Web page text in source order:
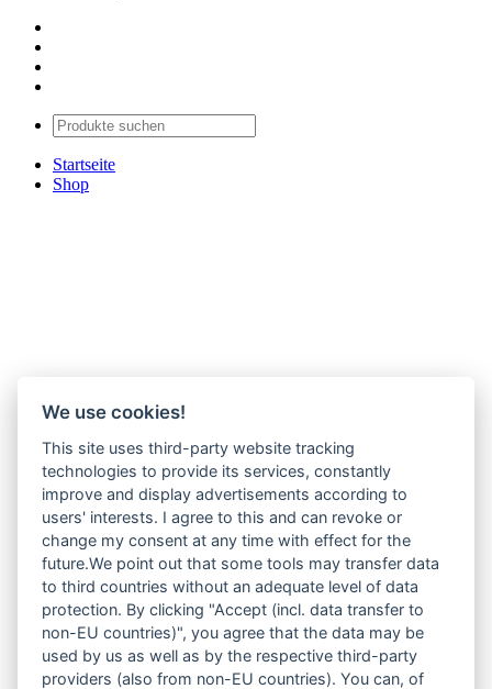
Startseite
Shop
We use cookies!
This site uses third-party website tracking
technologies to provide its services, constantly
improve and display advertisements according to
users' interests. I agree to this and can revoke or
change my consent at any time with effect for the
future.We point out that some tools may transfer data
to third countries without an adequate level of data
protection. By clicking "Accept (incl. data transfer to
non-EU countries)", you agree that the data may be
used by us as well as by the respective third-party
providers (also from non-EU countries). You can, of